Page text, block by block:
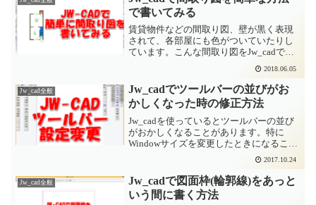
しまった!!という間違い...
で書いてみる
賃貸物件などの間取り図、壁が黒く表現
されて、各部屋にも色がついていたりし
ています。こんな間取り図をJw_cadで書
いてみました。動画による解説はこちら
この記事を動画にしてみました。よかっ
たらチャンネル登録お願いします!設定を
確認する今回はソ...
2018.06.05
Jw_cad全般
Jw_cadでツールバーの並びがお
かしくなった時の修正方法
Jw_cadを使っているとツールバーの並び
がおかしくなることがあります。特に
Windowサイズを変更したときになること
が多いです。そんな時の修正方法です。
Jw_cadのツールバーを初期化する実は修
正方法は簡単です。Jw_cadのメニューに
あ...
2017.10.24
Jw_cad全般
Jw_cadで図面枠(輪郭線)をあっと
いう間に書く方法